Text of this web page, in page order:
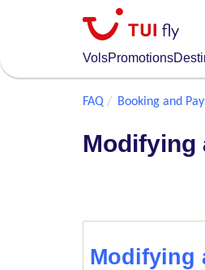
content
VolsPromotions
FAQ Booking and
Modifying
Modifying